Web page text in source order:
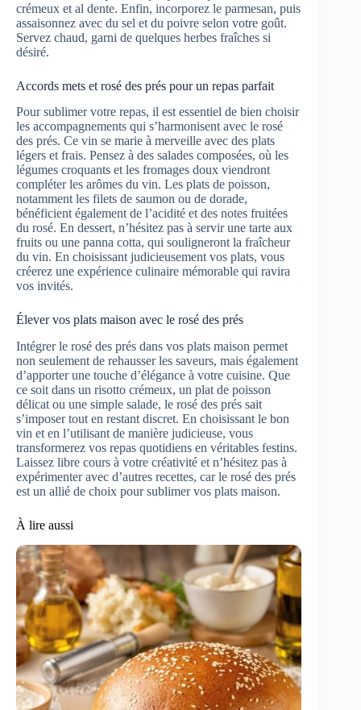
crémeux et al dente. Enfin, incorporez le parmesan, puis
assaisonnez avec du sel et du poivre selon votre goût.
Servez chaud, garni de quelques herbes fraîches si
désiré.
Accords mets et rosé des prés pour un repas parfait
Pour sublimer votre repas, il est essentiel de bien choisir
les accompagnements qui s’harmonisent avec le rosé
des prés. Ce vin se marie à merveille avec des plats
légers et frais. Pensez à des salades composées, où les
légumes croquants et les fromages doux viendront
compléter les arômes du vin. Les plats de poisson,
notamment les filets de saumon ou de dorade,
bénéficient également de l’acidité et des notes fruitées
du rosé. En dessert, n’hésitez pas à servir une tarte aux
fruits ou une panna cotta, qui souligneront la fraîcheur
du vin. En choisissant judicieusement vos plats, vous
créerez une expérience culinaire mémorable qui ravira
vos invités.
Élever vos plats maison avec le rosé des prés
Intégrer le rosé des prés dans vos plats maison permet
non seulement de rehausser les saveurs, mais également
d’apporter une touche d’élégance à votre cuisine. Que
ce soit dans un risotto crémeux, un plat de poisson
délicat ou une simple salade, le rosé des prés sait
s’imposer tout en restant discret. En choisissant le bon
vin et en l’utilisant de manière judicieuse, vous
transformerez vos repas quotidiens en véritables festins.
Laissez libre cours à votre créativité et n’hésitez pas à
expérimenter avec d’autres recettes, car le rosé des prés
est un allié de choix pour sublimer vos plats maison.
À lire aussi